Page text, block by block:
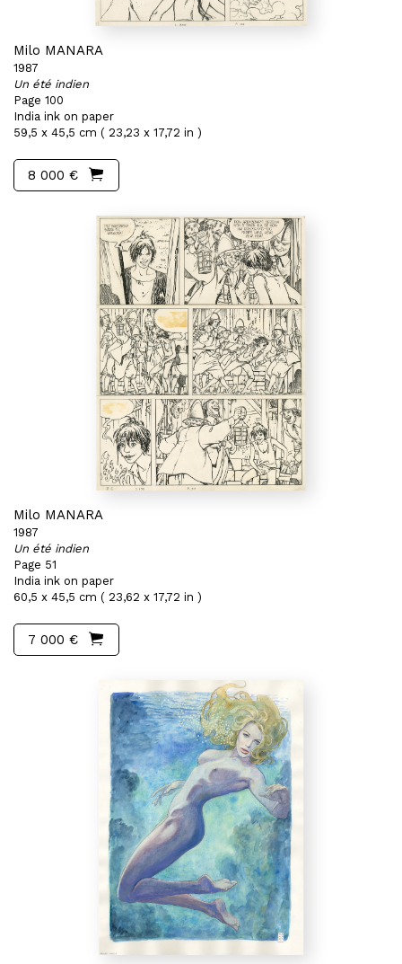
Milo MANARA
1987
Un été indien
Page 100
India ink on paper
59,5 x 45,5 cm ( 23,23 x 17,72 in )
8 000 €
Milo MANARA
1987
Un été indien
Page 51
India ink on paper
60,5 x 45,5 cm ( 23,62 x 17,72 in )
7 000 €